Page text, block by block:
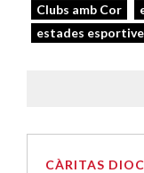
Clubs amb Cor
estades
CÀRITAS